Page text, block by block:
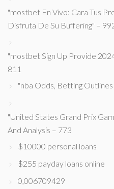
"mostbet En Vivo: Cara Tus
Disfruta De Su Buffering" –
"mostbet Sign Up Provide
811
"nba Odds, Betting
"United States Grand Prix
And Analysis – 773
$10000 personal loans
$255 payday loans online
0,006709429